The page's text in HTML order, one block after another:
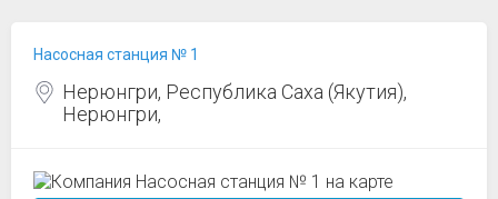
Насосная станция № 1
Нерюнгри, Республика Саха (Якутия),
Нерюнгри,